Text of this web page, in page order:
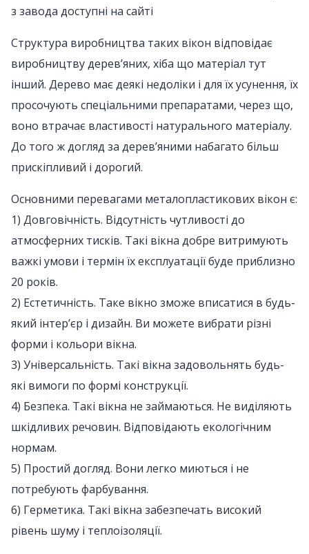
з завода доступні на сайті
Структура виробництва таких вікон відповідає
виробництву дерев’яних, хіба що матеріал тут
інший. Дерево має деякі недоліки і для їх усунення, їх
просочують спеціальними препаратами, через що,
воно втрачає властивості натурального матеріалу.
До того ж догляд за дерев’яними набагато більш
прискіпливий і дорогий.
Основними перевагами металопластикових вікон є:
1) Довговічність. Відсутність чутливості до
атмосферних тисків. Такі вікна добре витримують
важкі умови і термін їх експлуатації буде приблизно
20 років.
2) Естетичність. Таке вікно зможе вписатися в будь-
який інтер’єр і дизайн. Ви можете вибрати різні
форми і кольори вікна.
3) Універсальність. Такі вікна задовольнять будь-
які вимоги по формі конструкції.
4) Безпека. Такі вікна не займаються. Не виділяють
шкідливих речовин. Відповідають екологічним
нормам.
5) Простий догляд. Вони легко миються і не
потребують фарбування.
6) Герметика. Такі вікна забезпечать високий
рівень шуму і теплоізоляції.